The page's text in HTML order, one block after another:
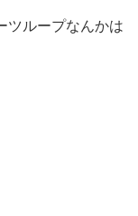
ツループなんかは